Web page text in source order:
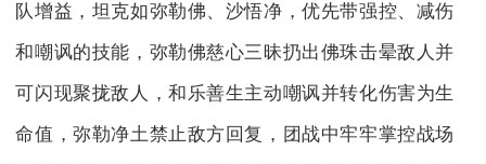
队增益，坦克如弥勒佛、沙悟净，优先带强控、减伤
和嘲讽的技能，弥勒佛慈心三昧扔出佛珠击晕敌人并
可闪现聚拢敌人，和乐善生主动嘲讽并转化伤害为生
命值，弥勒净土禁止敌方回复，团战中牢牢掌控战场